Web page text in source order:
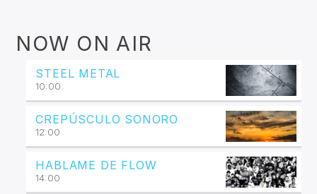
NOW ON AIR
STEEL METAL
10:00
CREPÚSCULO SONORO
12:00
HABLAME DE FLOW
14:00